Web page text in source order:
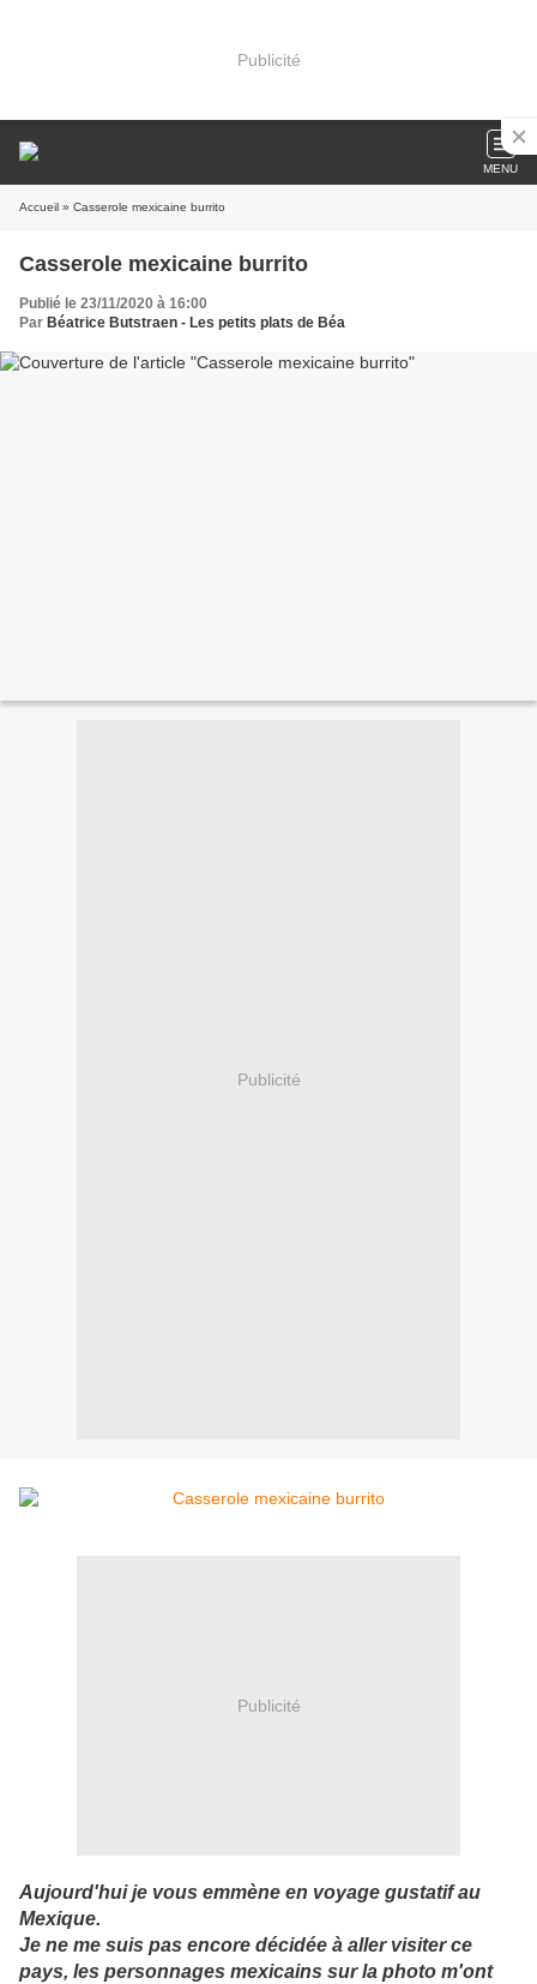
Publicité
MENU
Accueil » Casserole mexicaine burrito
Casserole mexicaine burrito
Publié le 23/11/2020 à 16:00
Par Béatrice Butstraen - Les petits plats de Béa
Publicité
Publicité
Aujourd'hui je vous emmène en voyage gustatif au
Mexique.
Je ne me suis pas encore décidée à aller visiter ce
pays, les personnages mexicains sur la photo m'ont